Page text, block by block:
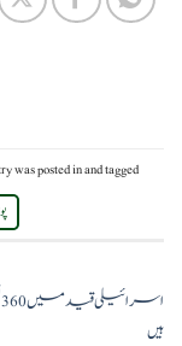
was posted inand tagged
ہیں